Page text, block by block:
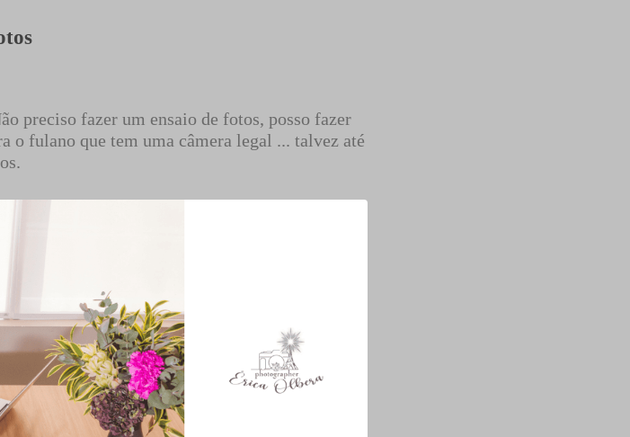
preciso fazer um ensaio de fotos, posso fazer
o fulano que tem uma câmera legal ... talvez até